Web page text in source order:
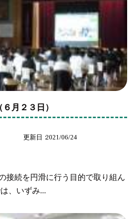
月２３日）
更新日 2021/06/24
接続を円滑に行う目的で取り組ん
、いずみ...